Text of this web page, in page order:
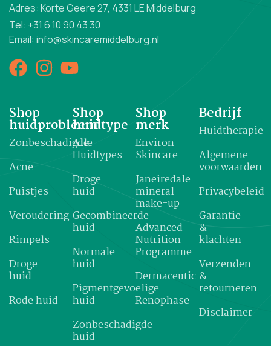
Adres: Korte Geere 27, 4331 LE Middelburg
Tel: +31 6 10 90 43 30
Email: info@skincaremiddelburg.nl
Shop
huidprobleem
Zonbeschadigde
Acne
Puistjes
Veroudering
Rimpels
Droge
huid
Rode huid
Shop
huidtype
Alle
Huidtypes
Droge
huid
Gecombineerde
huid
Normale
huid
Pigmentgevoelige
huid
Zonbeschadigde
huid
Shop
merk
Environ
Skincare
Janeiredale
mineral
make-up
Advanced
Nutrition
Programme
Dermaceutic
Renophase
Bedrijf
Huidtherapie
Algemene
voorwaarden
Privacybeleid
Garantie
&
klachten
Verzenden
&
retourneren
Disclaimer